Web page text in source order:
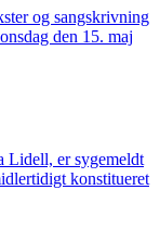
og sangskrivning
den 15. maj
Lidell, er sygemeldt
konstitueret